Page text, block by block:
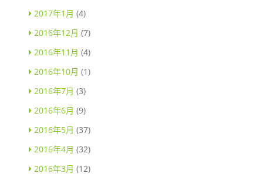
2017年1月 (4)
2016年12月 (7)
2016年11月 (4)
2016年10月 (1)
2016年7月 (3)
2016年6月 (9)
2016年5月 (37)
2016年4月 (32)
2016年3月 (12)